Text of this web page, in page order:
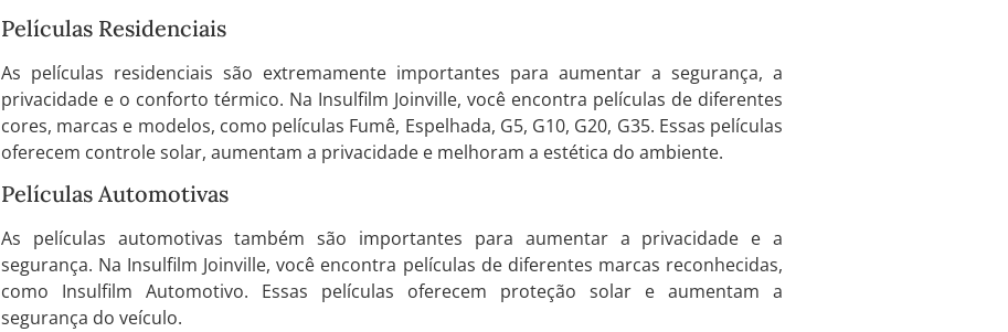
Películas Residenciais
As películas residenciais são extremamente importantes para aumentar a segurança, a
privacidade e o conforto térmico. Na Insulfilm Joinville, você encontra películas de diferentes
cores, marcas e modelos, como películas Fumê, Espelhada, G5, G10, G20, G35. Essas películas
oferecem controle solar, aumentam a privacidade e melhoram a estética do ambiente.
Películas Automotivas
As películas automotivas também são importantes para aumentar a privacidade e a
segurança. Na Insulfilm Joinville, você encontra películas de diferentes marcas reconhecidas,
como Insulfilm Automotivo. Essas películas oferecem proteção solar e aumentam a
segurança do veículo.